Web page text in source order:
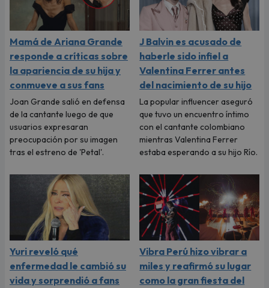
Mamá de Ariana Grande
responde a críticas sobre
la apariencia de su hija y
conmueve a sus fans
Joan Grande salió en defensa
de la cantante luego de que
usuarios expresaran
preocupación por su imagen
tras el estreno de 'Petal'.
J Balvin es acusado de
haberle sido infiel a
Valentina Ferrer antes
del nacimiento de su hijo
La popular influencer aseguró
que tuvo un encuentro íntimo
con el cantante colombiano
mientras Valentina Ferrer
estaba esperando a su hijo Río.
Yuri reveló qué
enfermedad le cambió su
vida y sorprendió a fans
Vibra Perú hizo vibrar a
miles y reafirmó su lugar
como la gran fiesta del